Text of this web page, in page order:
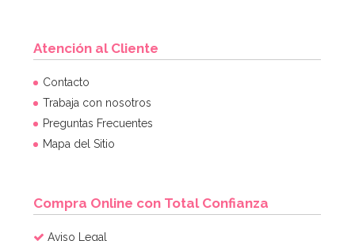
Atención al Cliente
Contacto
Trabaja con nosotros
Preguntas Frecuentes
Mapa del Sitio
Compra Online con Total Confianza
Aviso Legal